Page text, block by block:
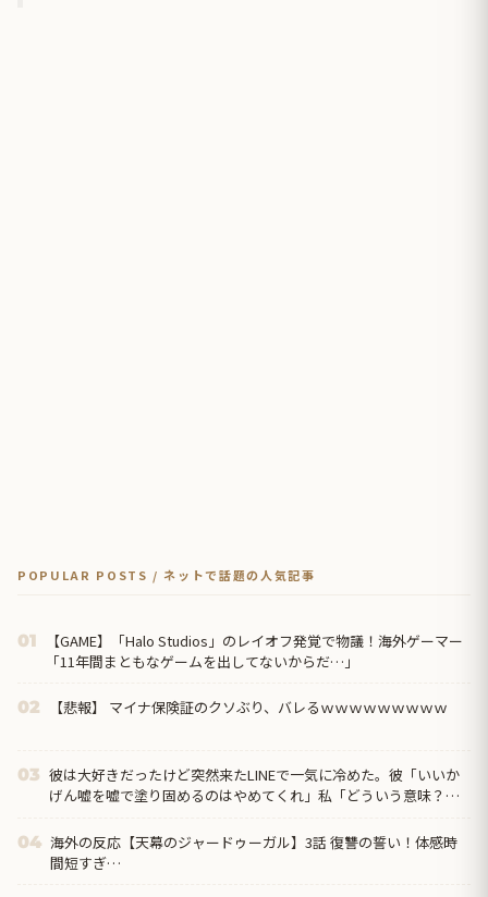
POPULAR POSTS / ネットで話題の人気記事
01
【GAME】「Halo Studios」のレイオフ発覚で物議！海外ゲーマー
「11年間まともなゲームを出してないからだ…」
02 【悲報】 マイナ保険証のクソぶり、バレるｗｗｗｗｗｗｗｗｗ
03 彼は大好きだったけど突然来たLINEで一気に冷めた。彼「いいか
げん嘘を嘘で塗り固めるのはやめてくれ」私「どういう意味？」
04 海外の反応【天幕のジャードゥーガル】3話 復讐の誓い！体感時
間短すぎ…